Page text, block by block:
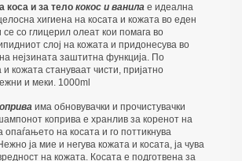
коса и за тело кокос и ванила е идеална
хигиена на косата и кожата во еден
се со глицерил олеат кои помага во
слој на кожата и придонесува во
нејзината заштитна функција. По
кожата стануваат чисти, пријатно
и меки. 1000ml
има обновувачки и прочистувачки
коприва е хранлив за коренот на
опаѓањето на косата и го поттикнува
ја мие и негува кожата и косата, ја чува
на кожата. Косата е подготвена за